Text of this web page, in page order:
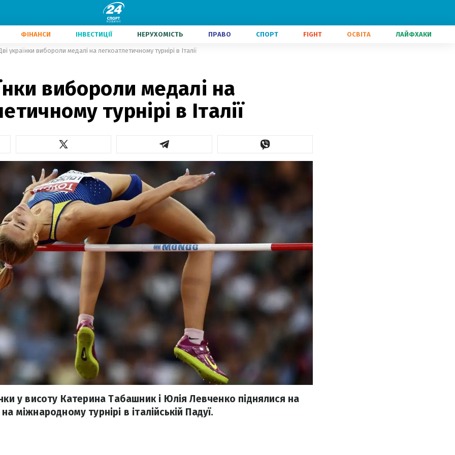
ФІНАНСИ ІНВЕСТИЦІЇ НЕРУХОМІСТЬ ПРАВО СПОРТ FIGHT ОСВІТА ЛАЙФХАКИ
українки вибороли медалі на легкоатлетичному турнірі в Італії
вибороли медалі на
турнірі в Італії
у висоту Катерина Табашник і Юлія Левченко піднялися на
міжнародному турнірі в італійській Падуї.